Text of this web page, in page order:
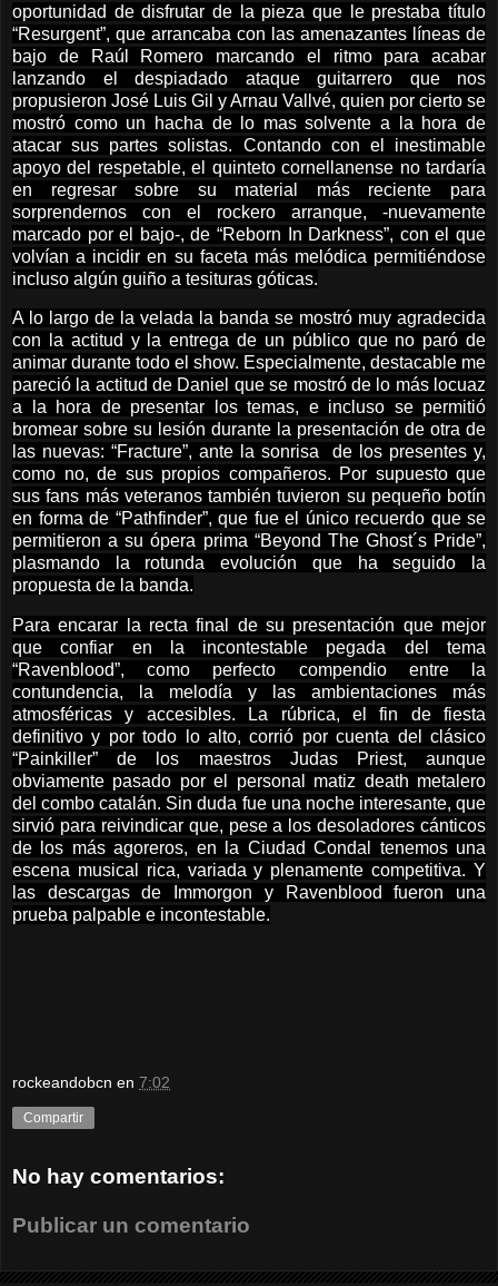
oportunidad de disfrutar de la pieza que le prestaba título
“Resurgent”, que arrancaba con las amenazantes líneas de
bajo de Raúl Romero marcando el ritmo para acabar
lanzando el despiadado ataque guitarrero que nos
propusieron José Luis Gil y Arnau Vallvé, quien por cierto se
mostró como un hacha de lo mas solvente a la hora de
atacar sus partes solistas. Contando con el inestimable
apoyo del respetable, el quinteto cornellanense no tardaría
en regresar sobre su material más reciente para
sorprendernos con el rockero arranque, -nuevamente
marcado por el bajo-, de “Reborn In Darkness”, con el que
volvían a incidir en su faceta más melódica permitiéndose
incluso algún guiño a tesituras góticas.
A lo largo de la velada la banda se mostró muy agradecida
con la actitud y la entrega de un público que no paró de
animar durante todo el show. Especialmente, destacable me
pareció la actitud de Daniel que se mostró de lo más locuaz
a la hora de presentar los temas, e incluso se permitió
bromear sobre su lesión durante la presentación de otra de
las nuevas: “Fracture”, ante la sonrisa de los presentes y,
como no, de sus propios compañeros. Por supuesto que
sus fans más veteranos también tuvieron su pequeño botín
en forma de “Pathfinder”, que fue el único recuerdo que se
permitieron a su ópera prima “Beyond The Ghost´s Pride”,
plasmando la rotunda evolución que ha seguido la
propuesta de la banda.
Para encarar la recta final de su presentación que mejor
que confiar en la incontestable pegada del tema
“Ravenblood”, como perfecto compendio entre la
contundencia, la melodía y las ambientaciones más
atmosféricas y accesibles. La rúbrica, el fin de fiesta
definitivo y por todo lo alto, corrió por cuenta del clásico
“Painkiller” de los maestros Judas Priest, aunque
obviamente pasado por el personal matiz death metalero
del combo catalán. Sin duda fue una noche interesante, que
sirvió para reivindicar que, pese a los desoladores cánticos
de los más agoreros, en la Ciudad Condal tenemos una
escena musical rica, variada y plenamente competitiva. Y
las descargas de Immorgon y Ravenblood fueron una
prueba palpable e incontestable.
rockeandobcn en 7:02
Compartir
No hay comentarios:
Publicar un comentario